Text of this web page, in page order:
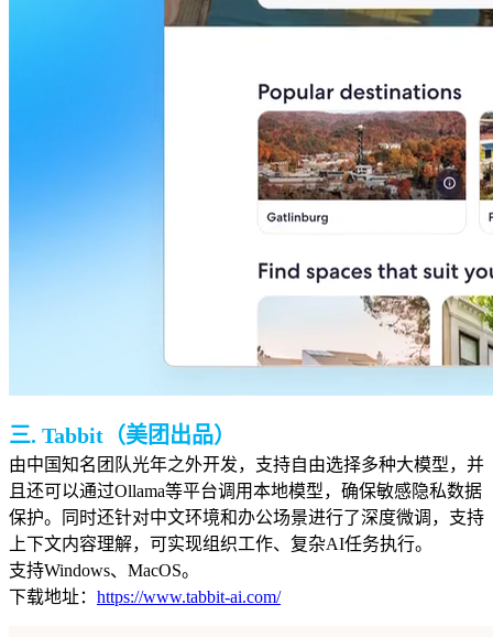
三. Tabbit（美团出品）
由中国知名团队光年之外开发，支持自由选择多种大模型，并
且还可以通过Ollama等平台调用本地模型，确保敏感隐私数据
保护。同时还针对中文环境和办公场景进行了深度微调，支持
上下文内容理解，可实现组织工作、复杂AI任务执行。
支持Windows、MacOS。
下载地址： https://www.tabbit-ai.com/